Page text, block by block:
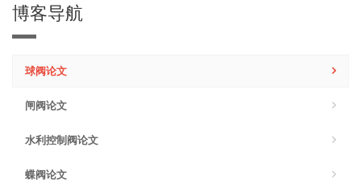
博客导航
球阀论文
闸阀论文
水利控制阀论文
蝶阀论文